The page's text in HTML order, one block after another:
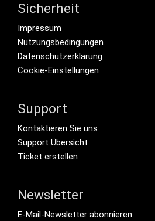
Sicherheit
Footer menu
Impressum
Nutzungsbedingungen
Datenschutzerklärung
Cookie-Einstellungen
Support
Footer Secondary Menu
Kontaktieren Sie uns
Support Übersicht
Ticket erstellen
Newsletter
Footer Tertiary
E-Mail-Newsletter abonnieren